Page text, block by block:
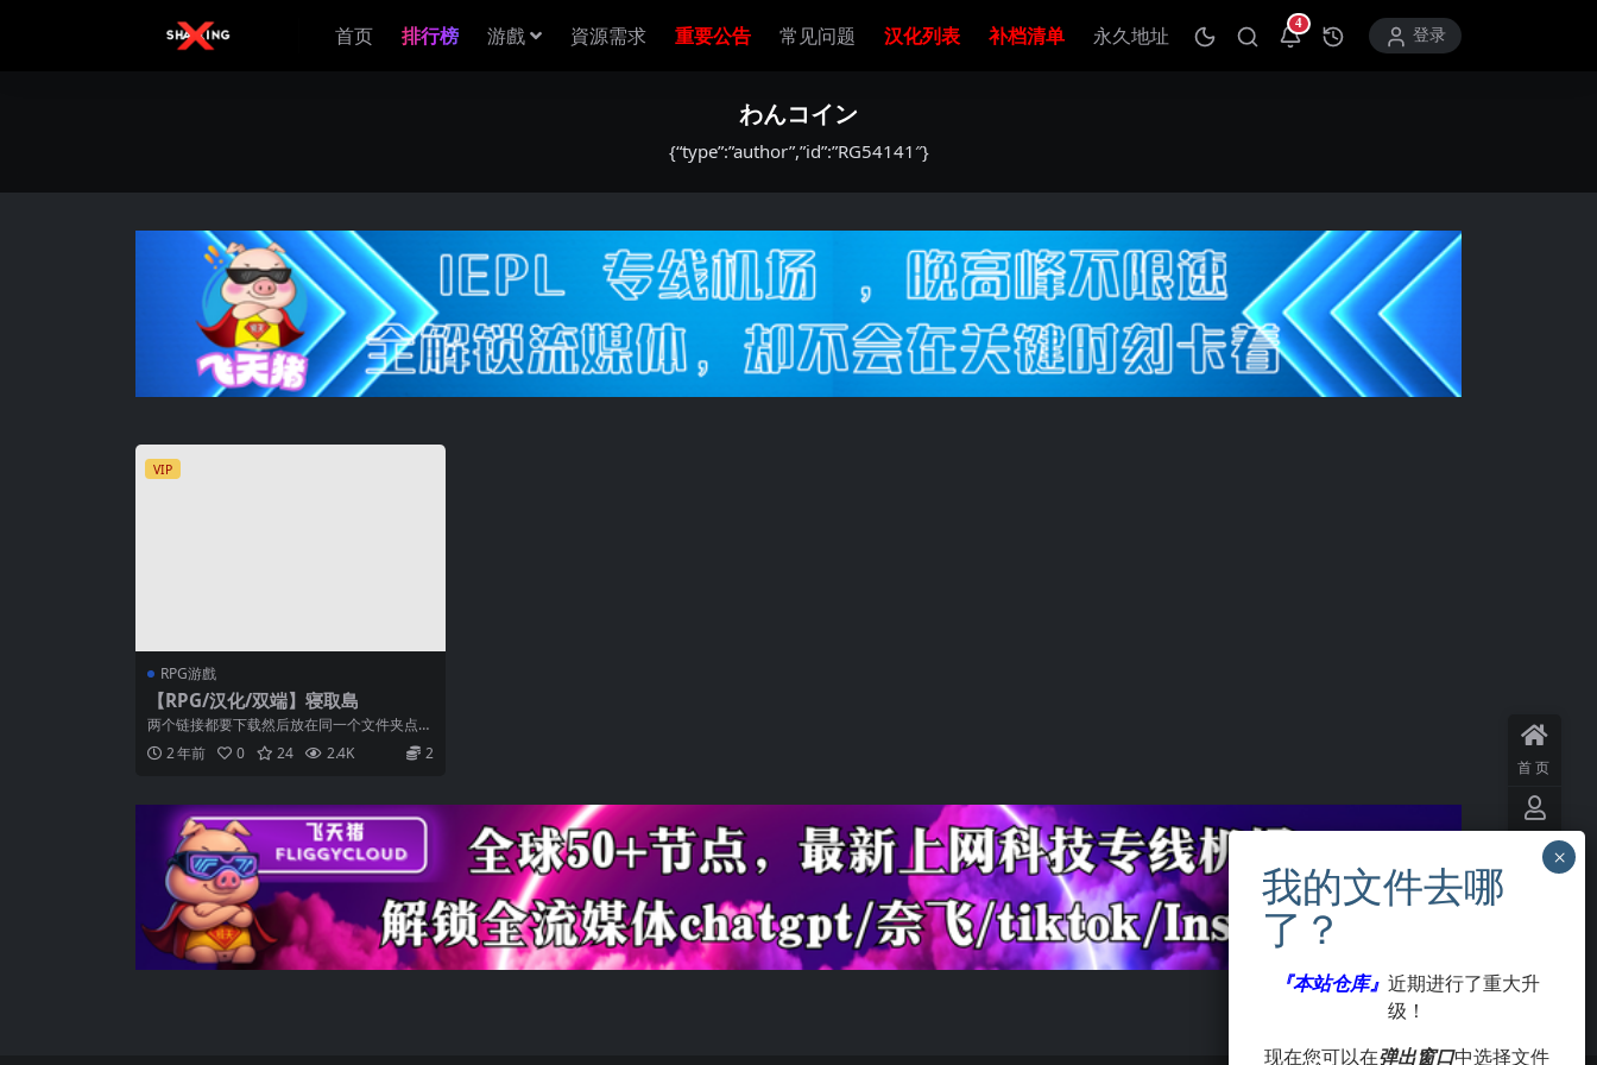
首页 排行榜 游戲 資源需求 重要公告 常见问题 汉化列表 补档清单 永久地址 4
打开通知中心登录
わんコイン
{“type”:”author”,”id”:”RG54141″}
VIP
RPG游戲
【RPG/汉化/双端】寝取島
两个链接都要下载然后放在同一个文件夹点0
01 解压码：zzzz 拿走吱吱吱...
2 年前 0 24 2.4K 2
首页
用户
中心
『本站仓库』 近期进行了重大升
级！
现在您可以在弹出窗口中选择文件